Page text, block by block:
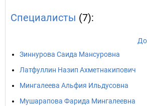
Специалисты (7):
Зиннурова Саида Мансуровна
Латфуллин Назип Ахметнакипович
Мингалеева Альфия Ильдусовна
Мушарапова Фарида Мингалеевна